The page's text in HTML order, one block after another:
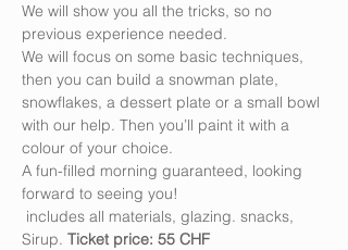
We will show you all the tricks, so no
previous experience needed.
We will focus on some basic techniques,
then you can build a snowman plate,
snowflakes, a dessert plate or a small bowl
with our help. Then you’ll paint it with a
colour of your choice.
A fun-filled morning guaranteed, looking
forward to seeing you!
Sirup. Ticket price: 55 CHF